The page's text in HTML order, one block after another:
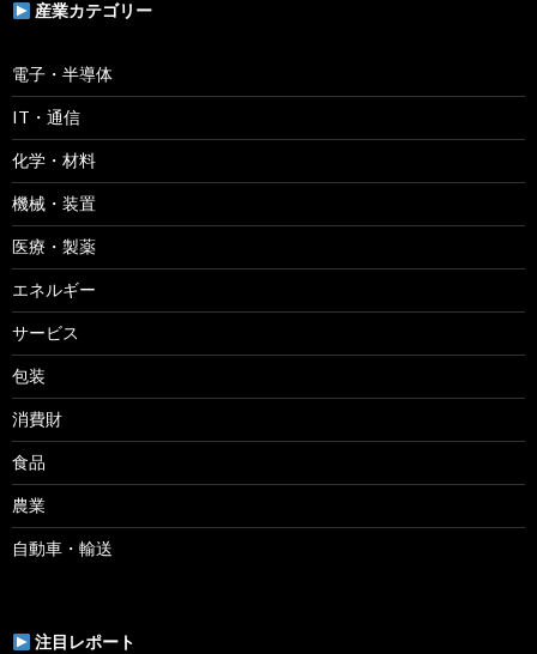
産業カテゴリー
電子・半導体
IT・通信
化学・材料
機械・装置
医療・製薬
エネルギー
サービス
包装
消費財
食品
農業
自動車・輸送
注目レポート